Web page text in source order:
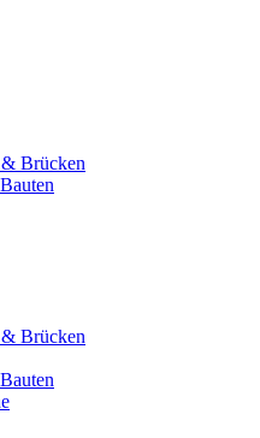
Brücken
Brücken